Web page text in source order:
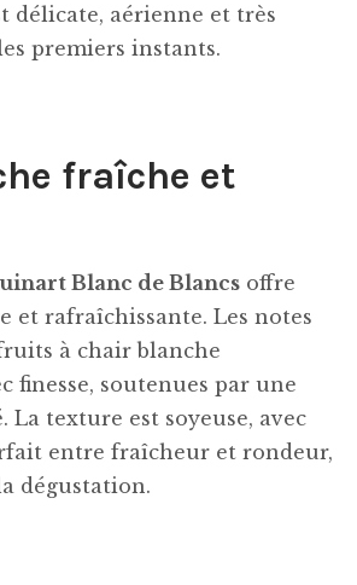
délicate, aérienne et très
premiers instants.
fraîche et
Blanc de Blancs offre
et rafraîchissante. Les notes
à chair blanche
finesse, soutenues par une
texture est soyeuse, avec
entre fraîcheur et rondeur,
dégustation.